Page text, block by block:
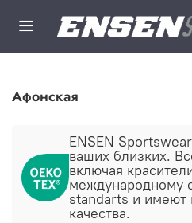
Афонская
ENSEN
ваших близких.
включая
международному
standarts и имеют
качества.